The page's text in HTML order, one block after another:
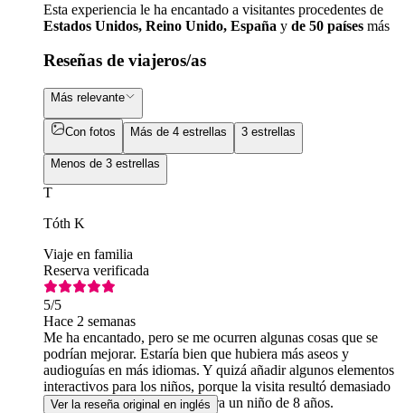
Esta experiencia le ha encantado a visitantes procedentes de
Estados Unidos, Reino Unido, España y de 50 países más
Reseñas de viajeros/as
Más relevante
Con fotos Más de 4 estrellas 3 estrellas
Menos de 3 estrellas
T
Tóth K
Viaje en familia
Reserva verificada
5/5
Hace 2 semanas
Me ha encantado, pero se me ocurren algunas cosas que se
podrían mejorar. Estaría bien que hubiera más aseos y
audioguías en más idiomas. Y quizá añadir algunos elementos
interactivos para los niños, porque la visita resultó demasiado
larga y un poco «aburrida» para un niño de 8 años.
Ver la reseña original en inglés